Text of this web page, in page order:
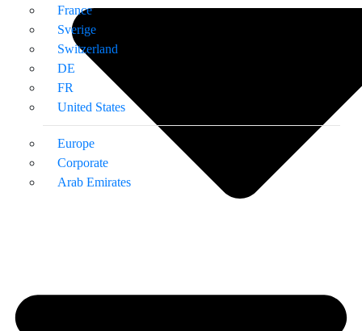
France
Sverige
Switzerland
DE
FR
United States
Europe
Corporate
Arab Emirates